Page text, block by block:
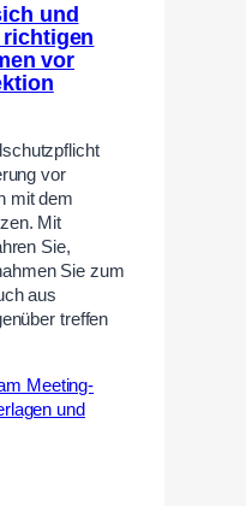
und
vor
vor
mit dem
Mit
Sie,
Sie zum
aus
treffen